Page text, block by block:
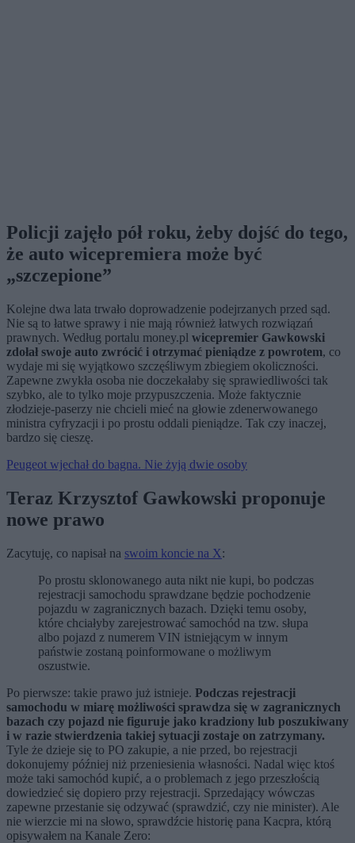
Policji zajęło pół roku, żeby dojść do tego,
że auto wicepremiera może być
„szczepione”
Kolejne dwa lata trwało doprowadzenie podejrzanych przed sąd.
Nie są to łatwe sprawy i nie mają również łatwych rozwiązań
prawnych. Według portalu money.pl wicepremier Gawkowski
zdołał swoje auto zwrócić i otrzymać pieniądze z powrotem, co
wydaje mi się wyjątkowo szczęśliwym zbiegiem okoliczności.
Zapewne zwykła osoba nie doczekałaby się sprawiedliwości tak
szybko, ale to tylko moje przypuszczenia. Może faktycznie
złodzieje-paserzy nie chcieli mieć na głowie zdenerwowanego
ministra cyfryzacji i po prostu oddali pieniądze. Tak czy inaczej,
bardzo się cieszę.
Peugeot wjechał do bagna. Nie żyją dwie osoby
Teraz Krzysztof Gawkowski proponuje
nowe prawo
Zacytuję, co napisał na swoim koncie na X:
Po prostu sklonowanego auta nikt nie kupi, bo podczas
rejestracji samochodu sprawdzane będzie pochodzenie
pojazdu w zagranicznych bazach. Dzięki temu osoby,
które chciałyby zarejestrować samochód na tzw. słupa
albo pojazd z numerem VIN istniejącym w innym
państwie zostaną poinformowane o możliwym
oszustwie.
Po pierwsze: takie prawo już istnieje. Podczas rejestracji
samochodu w miarę możliwości sprawdza się w zagranicznych
bazach czy pojazd nie figuruje jako kradziony lub poszukiwany
i w razie stwierdzenia takiej sytuacji zostaje on zatrzymany.
Tyle że dzieje się to PO zakupie, a nie przed, bo rejestracji
dokonujemy później niż przeniesienia własności. Nadal więc ktoś
może taki samochód kupić, a o problemach z jego przeszłością
dowiedzieć się dopiero przy rejestracji. Sprzedający wówczas
zapewne przestanie się odzywać (sprawdzić, czy nie minister). Ale
nie wierzcie mi na słowo, sprawdźcie historię pana Kacpra, którą
opisywałem na Kanale Zero: